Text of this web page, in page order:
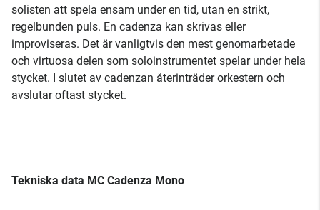
solisten att spela ensam under en tid, utan en strikt,
regelbunden puls. En cadenza kan skrivas eller
improviseras. Det är vanligtvis den mest genomarbetade
och virtuosa delen som soloinstrumentet spelar under hela
stycket. I slutet av cadenzan återinträder orkestern och
avslutar oftast stycket.
Tekniska data MC Cadenza Mono